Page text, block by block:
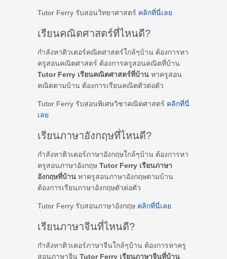
Tutor Ferry รับสอนวิทยาศาสตร์ คลิกที่นี่เลย
เรียนคณิตศาสตร์ที่ไหนดี?
กำลังหาติวเตอร์คณิตศาสตร์ใกล้ๆบ้าน ต้องการหา
ครูสอนคณิตศาสตร์ ต้องการครูสอนคณิตที่บ้าน
Tutor Ferry เรียนคณิตศาสตร์ที่บ้าน หาครูสอน
คณิตตามบ้าน ต้องการเรียนคณิตตัวต่อตัว
Tutor Ferry รับสอนพิเศษวิชาคณิตศาสตร์ คลิกที่นี่
เลย
เรียนภาษาอังกฤษที่ไหนดี?
กำลังหาติวเตอร์ภาษาอังกฤษใกล้ๆบ้าน ต้องการหา
ครูสอนภาษาอังกฤษ Tutor Ferry เรียนภาษา
อังกฤษที่บ้าน หาครูสอนภาษาอังกฤษตามบ้าน
ต้องการเรียนภาษาอังกฤษตัวต่อตัว
Tutor Ferry รับสอนภาษาอังกฤษ คลิกที่นี่เลย
เรียนภาษาจีนที่ไหนดี?
กำลังหาติวเตอร์ภาษาจีนใกล้ๆบ้าน ต้องการหาครู
สอนภาษาจีน Tutor Ferry เรียนภาษาจีนที่บ้าน